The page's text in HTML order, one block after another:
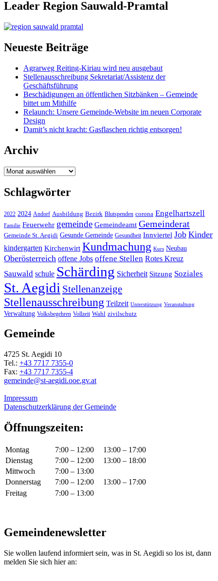
Leader Region Sauwald-Pramtal
Neueste Beiträge
Agrarweg Reiting-Kiriau wird neu ausgebaut
Stellenausschreibung Sekretariat/Assistenz der
Geschäftsführung
Beschädigungen an öffentlichen Sitzbänken – Gemeinde
bittet um Mithilfe
Relaunch: Unsere Gemeinde-Website im neuen Corporate
Design
Damit’s nicht kracht: Gasflaschen richtig entsorgen!
Archiv
Archiv
Schlagwörter
2022 2024 Andorf Ausbildung Bezirk Blutspenden corona Engelhartszell
Familie Feuerwehr gemeinde Gemeindeamt Gemeinderat
Gemeinde St. Aegidi Gesunde Gemeinde Gesundheit Innviertel Job Kinder
kindergarten Kirchenwirt Kundmachung Kurs Neubau
Oberösterreich offene Jobs offene Stellen Rotes Kreuz
Sauwald schule Schärding Sicherheit Sitzung Soziales
St. Aegidi Stellenanzeige
Stellenausschreibung Teilzeit Unterstützung Veranstaltung
Verwaltung Volksbegehren Vollzeit Wahl zivilschutz
Gemeinde
4725 St. Aegidi 10
Tel.: +43 7717 7355-0
Fax: +43 7717 7355-4
gemeinde@st-aegidi.ooe.gv.at
Impressum
Datenschutzerklärung der Gemeinde
Öffnungszeiten:
Montag 7:00 – 12:00
13:00 – 17:00
Dienstag
7:00 – 12:00
13:00 – 18:00
Mittwoch
7:00 – 13:00
Donnerstag
7:00 – 12:00
13:00 – 17:00
Freitag
7:00 – 13:00
Gemeindenewsletter
Sie wollen laufend informiert sein, was in St. Aegidi so los ist, dann
melden Sie sich hier an: